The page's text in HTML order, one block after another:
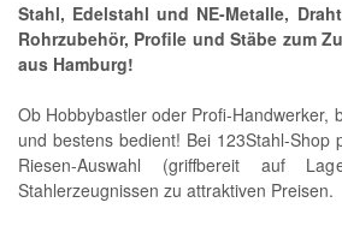
Stahl, Edelstahl und NE-Metalle,
Rohrzubehör, Profile und Stäbe zum
aus Hamburg!
Ob Hobbybastler oder Profi-Handwerker,
und bestens bedient! Bei 123Stahl-Shop
Riesen-Auswahl (griffbereit auf
Stahlerzeugnissen zu attraktiven Preisen.